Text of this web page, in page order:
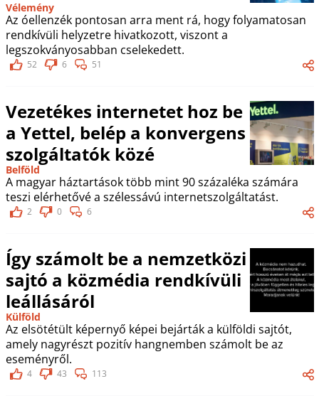
Vélemény
Az óellenzék pontosan arra ment rá, hogy folyamatosan
rendkívüli helyzetre hivatkozott, viszont a
legszokványosabban cselekedett.
52 6 51
Vezetékes internetet hoz be
a Yettel, belép a konvergens
szolgáltatók közé
Belföld
A magyar háztartások több mint 90 százaléka számára
teszi elérhetővé a szélessávú internetszolgáltatást.
2 0 6
Így számolt be a nemzetközi
sajtó a közmédia rendkívüli
leállásáról
Külföld
Az elsötétült képernyő képei bejárták a külföldi sajtót,
amely nagyrészt pozitív hangnemben számolt be az
eseményről.
4 43 113